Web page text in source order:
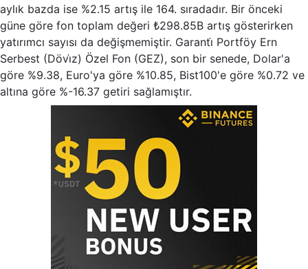
aylık bazda ise %2.15 artış ile 164. sıradadır. Bir önceki
güne göre fon toplam değeri ₺298.85B artış gösterirken
yatırımcı sayısı da değişmemiştir. Garanti̇ Portföy Ern
Serbest (Dövi̇z) Özel Fon (GEZ), son bir senede, Dolar'a
göre %9.38, Euro'ya göre %10.85, Bist100'e göre %0.72 ve
altına göre %-16.37 getiri sağlamıştır.